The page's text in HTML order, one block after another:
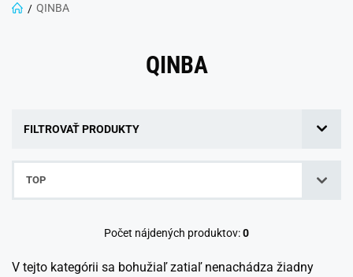
QINBA
QINBA
FILTROVAŤ PRODUKTY
TOP
Počet nájdených produktov:0
V tejto kategórii sa bohužiaľ zatiaľ nenachádza žiadny